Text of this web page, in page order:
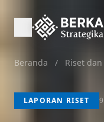
Beranda / Riset
LAPORAN RISET